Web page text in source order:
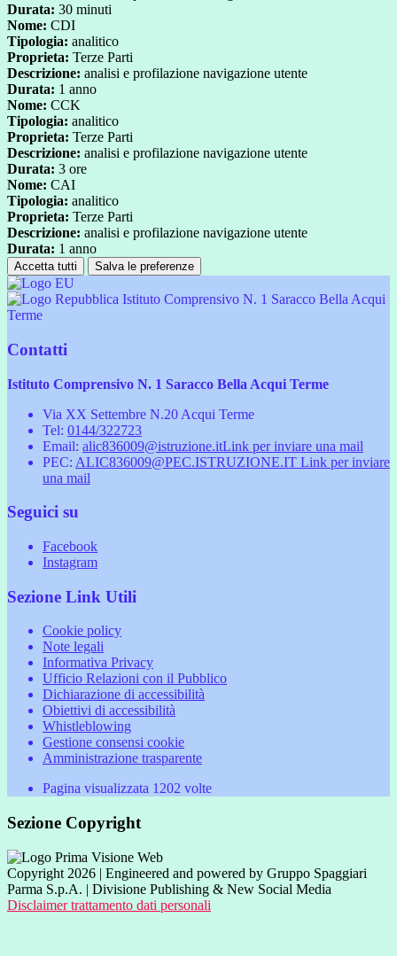
Durata: 30 minuti
Nome: CDI
Tipologia: analitico
Proprieta: Terze Parti
Descrizione: analisi e profilazione navigazione utente
Durata: 1 anno
Nome: CCK
Tipologia: analitico
Proprieta: Terze Parti
Descrizione: analisi e profilazione navigazione utente
Durata: 3 ore
Nome: CAI
Tipologia: analitico
Proprieta: Terze Parti
Descrizione: analisi e profilazione navigazione utente
Durata: 1 anno
Accetta tutti Salva le preferenze
Istituto Comprensivo N. 1 Saracco Bella Acqui
Terme
Contatti
Istituto Comprensivo N. 1 Saracco Bella Acqui Terme
Via XX Settembre N.20 Acqui Terme
Tel: 0144/322723
Email: alic836009@istruzione.itLink per inviare una mail
PEC: ALIC836009@PEC.ISTRUZIONE.IT Link per inviare
una mail
Seguici su
Facebook
Instagram
Sezione Link Utili
Cookie policy
Note legali
Informativa Privacy
Ufficio Relazioni con il Pubblico
Dichiarazione di accessibilità
Obiettivi di accessibilità
Whistleblowing
Gestione consensi cookie
Amministrazione trasparente
Pagina visualizzata 1202 volte
Sezione Copyright
Copyright 2026 | Engineered and powered by Gruppo Spaggiari
Parma S.p.A. | Divisione Publishing & New Social Media
Disclaimer trattamento dati personali